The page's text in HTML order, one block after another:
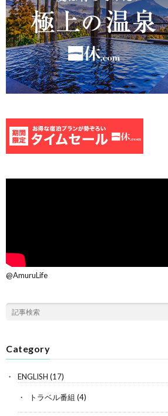
@AmuruLife
Category
ENGLISH (17)
トラベル番組 (4)